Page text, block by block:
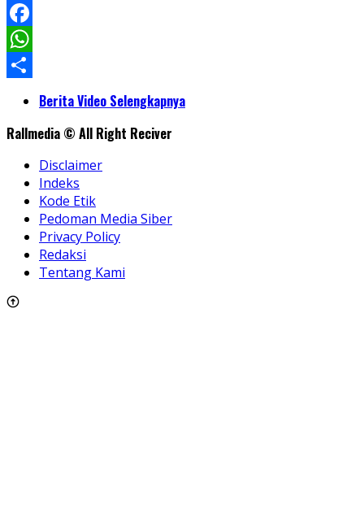
LinkedIn
Facebook
WhatsApp
ShareBerita Video Selengkapnya
Rallmedia © All Right Reciver
Disclaimer
Indeks
Kode Etik
Pedoman Media Siber
Privacy Policy
Redaksi
Tentang Kami